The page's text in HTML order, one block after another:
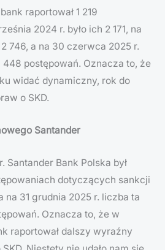
raportował 1 219
2024 r. było ich 2 171, na
746, a na 30 czerwca 2025 r.
448 postępowań. Oznacza to, że
widać dynamiczny, rok do
o SKD.
Santander
Santander Bank Polska był
dotyczących sankcji
na 31 grudnia 2025 r. liczba ta
Oznacza to, że w
raportował dalszy wyraźny